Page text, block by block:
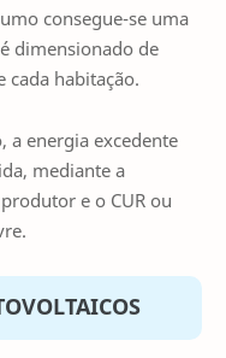
consegue-se uma
dimensionado de
cada habitação.
a energia excedente
mediante a
e o CUR ou